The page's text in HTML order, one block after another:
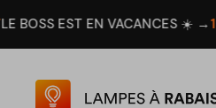
→ 12 % DE RABAIS